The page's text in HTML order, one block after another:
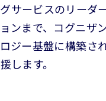
サービスのリーダ
ンまで、コグニザ
ジー基盤に構築され
します。